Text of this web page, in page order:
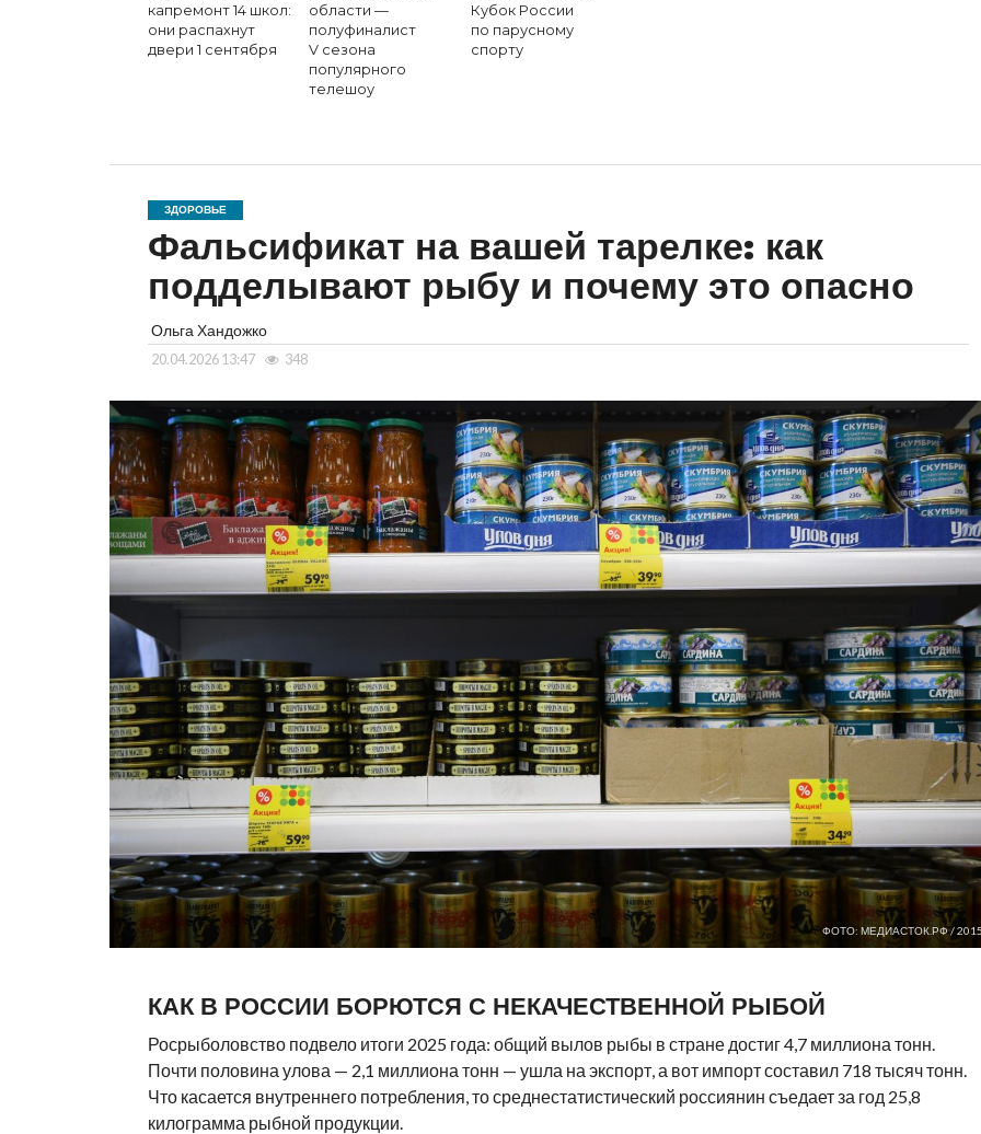
капремонт 14 школ:
они распахнут
двери 1 сентября
области —
полуфиналист
V сезона
популярного
телешоу
Кубок России
по парусному
спорту
ЗДОРОВЬЕ
Фальсификат на вашей тарелке: как
подделывают рыбу и почему это опасно
Ольга Хандожко
20.04.2026 13:47 348
ФОТО: МЕДИАСТОК.РФ /
КАК В РОССИИ БОРЮТСЯ С НЕКАЧЕСТВЕННОЙ РЫБОЙ
Росрыболовство подвело итоги 2025 года: общий вылов рыбы в стране достиг 4,7 миллиона тонн.
Почти половина улова — 2,1 миллиона тонн — ушла на экспорт, а вот импорт составил 718 тысяч тонн.
Что касается внутреннего потребления, то среднестатистический россиянин съедает за год 25,8
килограмма рыбной продукции.